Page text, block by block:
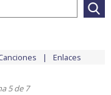
Enlaces
5 de 7